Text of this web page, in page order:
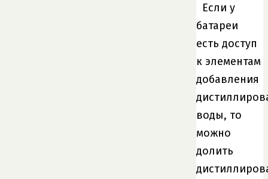
Если у
батареи
есть доступ
к элементам
добавления
воды, то
можно
долить